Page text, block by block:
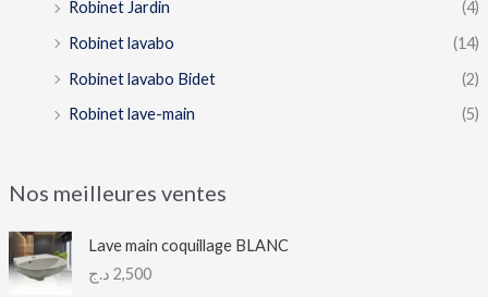
Robinet Jardin
(4)
Robinet lavabo
(14)
Robinet lavabo Bidet
(2)
Robinet lave-main
(5)
Nos meilleures ventes
Lave main coquillage BLANC
2,500 د.ج